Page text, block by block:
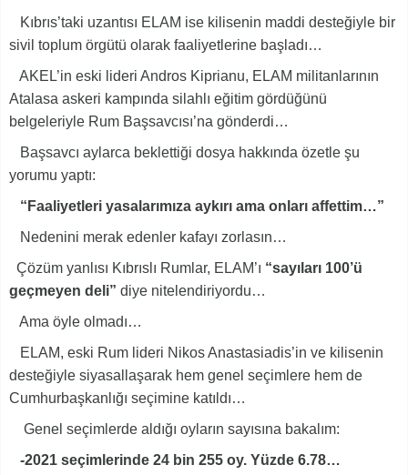
Kıbrıs’taki uzantısı ELAM ise kilisenin maddi desteğiyle bir
sivil toplum örgütü olarak faaliyetlerine başladı…
AKEL’in eski lideri Andros Kiprianu, ELAM militanlarının
Atalasa askeri kampında silahlı eğitim gördüğünü
belgeleriyle Rum Başsavcısı’na gönderdi…
Başsavcı aylarca beklettiği dosya hakkında özetle şu
yorumu yaptı:
“Faaliyetleri yasalarımıza aykırı ama onları affettim…”
Nedenini merak edenler kafayı zorlasın…
Çözüm yanlısı Kıbrıslı Rumlar, ELAM’ı “sayıları 100’ü
geçmeyen deli” diye nitelendiriyordu…
Ama öyle olmadı…
ELAM, eski Rum lideri Nikos Anastasiadis’in ve kilisenin
desteğiyle siyasallaşarak hem genel seçimlere hem de
Cumhurbaşkanlığı seçimine katıldı…
Genel seçimlerde aldığı oyların sayısına bakalım:
-2021 seçimlerinde 24 bin 255 oy. Yüzde 6.78…